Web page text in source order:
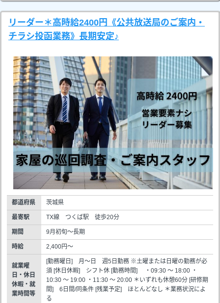
リーダー＊高時給2400円《公共放送局のご案内・
チラシ投函業務》長期安定♪
都道府県 茨城県
最寄駅 TX線 つくば駅 徒歩20分
期間 9月初旬～長期
時給 2,400円～
就業曜
日・休日
休暇・就
業時間等
[勤務曜日] 月～日 週5日勤務 ※土曜または日曜の勤務が必
須 [休日休暇] シフト休 [勤務時間] ・09:30 ～ 18:00 ・
10:30 ～ 19:00 ・11:30 ～ 20:00 ＊いずれも休憩60分 [研修期
間] 6日間/同条件 [残業予定] ほとんどなし ＊業務状況によ
る